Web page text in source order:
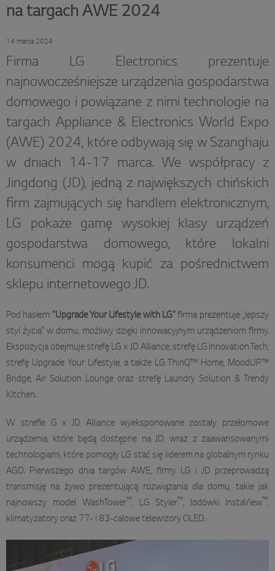
na targach AWE 2024
14 marca 2024
Firma LG Electronics prezentuje
najnowocześniejsze urządzenia gospodarstwa
domowego i powiązane z nimi technologie na
targach Appliance & Electronics World Expo
(AWE) 2024, które odbywają się w Szanghaju
w dniach 14-17 marca. We współpracy z
Jingdong (JD), jedną z największych chińskich
firm zajmujących się handlem elektronicznym,
LG pokaże gamę wysokiej klasy urządzeń
gospodarstwa domowego, które lokalni
konsumenci mogą kupić za pośrednictwem
sklepu internetowego JD.
Pod hasłem "Upgrade Your Lifestyle with LG"firma prezentuje „lepszy
styl życia” w domu, możliwy dzięki innowacyjnym urządzeniom firmy.
Ekspozycja obejmuje strefę LG x JD Alliance, strefę LG Innovation Tech,
strefę Upgrade Your Lifestyle, a także LG ThinQ™ Home, MoodUP™
Bridge, Air Solution Lounge oraz strefę Laundry Solution & Trendy
Kitchen.
W strefie G x JD Alliance wyeksponowane zostały przełomowe
urządzenia, które będą dostępne na JD, wraz z zaawansowanymi
technologiami, które pomogły LG stać się liderem na globalnym rynku
AGD. Pierwszego dnia targów AWE, firmy LG i JD przeprowadzą
transmisję na żywo prezentującą rozwiązania dla domu, takie jak
najnowszy model WashTower™, LG Styler™, lodówki InstaView™,
klimatyzatory oraz 77- i 83-calowe telewizory OLED.